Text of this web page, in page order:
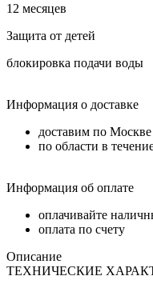
12 месяцев
Защита от детей
блокировка подачи воды
Информация о доставке
доставим по
по области в
Информация об оплате
оплачивайте
оплата по счету
Описание
ТЕХНИЧЕСКИЕ